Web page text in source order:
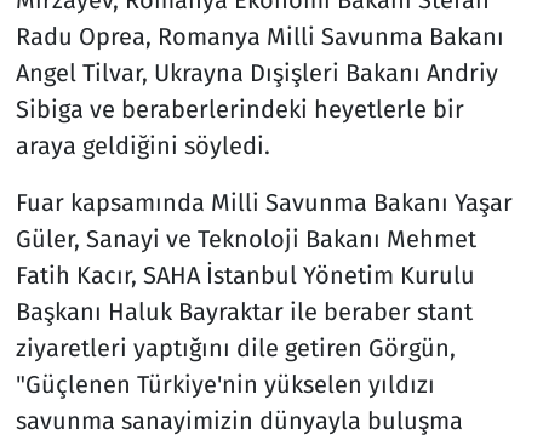
Radu Oprea, Romanya Milli Savunma Bakanı
Angel Tilvar, Ukrayna Dışişleri Bakanı Andriy
Sibiga ve beraberlerindeki heyetlerle bir
araya geldiğini söyledi.
Fuar kapsamında Milli Savunma Bakanı Yaşar
Güler, Sanayi ve Teknoloji Bakanı Mehmet
Fatih Kacır, SAHA İstanbul Yönetim Kurulu
Başkanı Haluk Bayraktar ile beraber stant
ziyaretleri yaptığını dile getiren Görgün,
"Güçlenen Türkiye'nin yükselen yıldızı
savunma sanayimizin dünyayla buluşma